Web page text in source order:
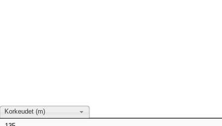
Korkeudet (m)